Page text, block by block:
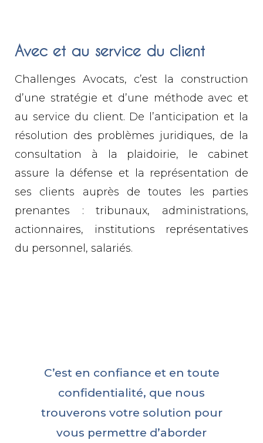
Avec et au service du client
Challenges Avocats, c’est la construction
d’une stratégie et d’une méthode avec et
au service du client. De l’anticipation et la
résolution des problèmes juridiques, de la
consultation à la plaidoirie, le cabinet
assure la défense et la représentation de
ses clients auprès de toutes les parties
prenantes : tribunaux, administrations,
actionnaires, institutions représentatives
du personnel, salariés.
C’est en confiance et en toute
confidentialité, que nous
trouverons votre solution pour
vous permettre d’aborder